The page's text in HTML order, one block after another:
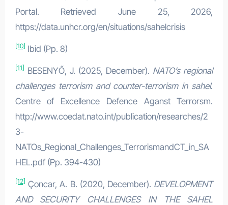
Portal. Retrieved June 25, 2026,
https://data.unhcr.org/en/situations/sahelcrisis
[10] Ibid (Pp. 8)
[11] BESENYŐ, J. (2025, December). NATO’s regional
challenges terrorism and counter-terrorism in sahel.
Centre of Excellence Defence Aganst Terrorsm.
http://www.coedat.nato.int/publication/researches/2
3-
NATOs_Regional_Challenges_TerrorismandCT_in_SA
HEL.pdf (Pp. 394-430)
[12] Çoncar, A. B. (2020, December). DEVELOPMENT
AND SECURITY CHALLENGES IN THE SAHEL